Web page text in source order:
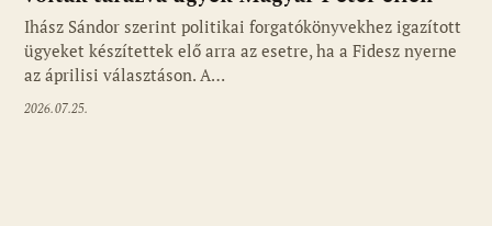
Ihász Sándor szerint politikai forgatókönyvekhez igazított
ügyeket készítettek elő arra az esetre, ha a Fidesz nyerne
az áprilisi választáson. A…
2026.07.25.